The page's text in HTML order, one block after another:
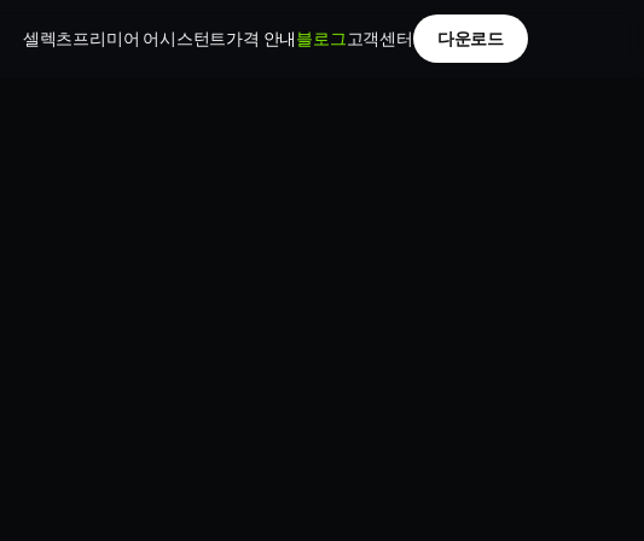
셀렉츠프리미어 어시스턴트가격 안내블로그고객센터 다운로드